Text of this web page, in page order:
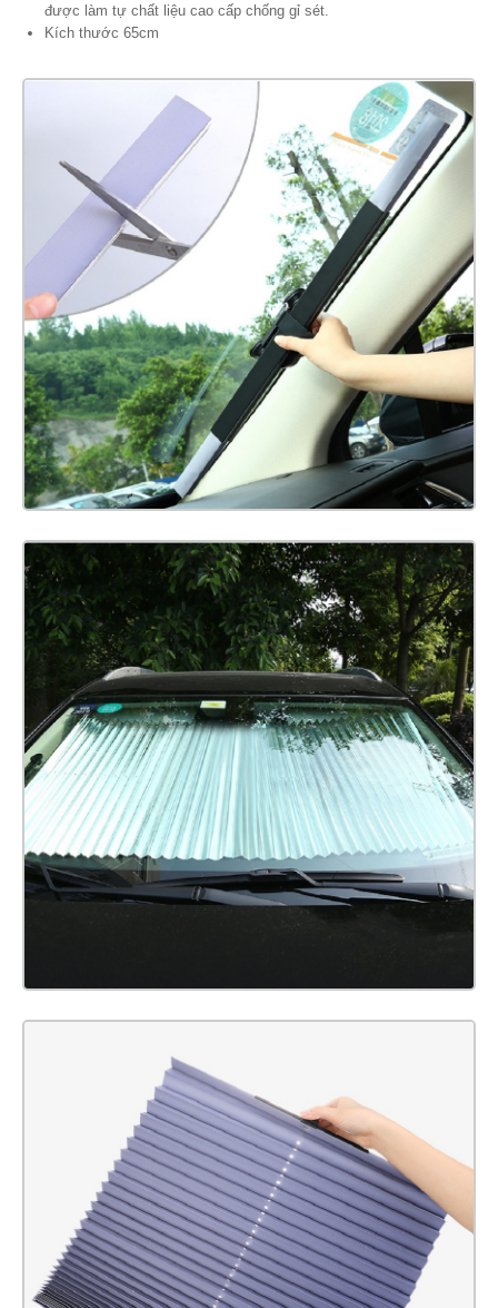
được làm tự chất liệu cao cấp chống gỉ sét.
Kích thước 65cm